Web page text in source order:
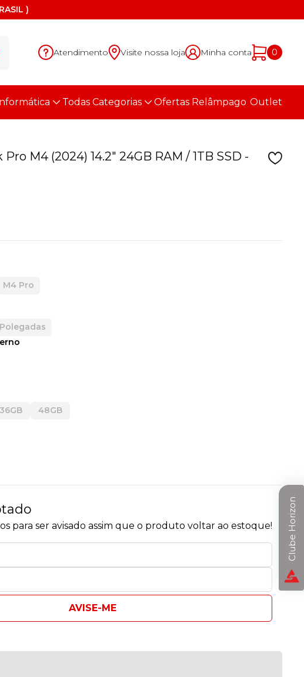
)
Atendimento Visite nossa loja Minha conta 0
Todas Categorias Ofertas Relâmpago Outlet
M4 (2024) 14.2" 24GB RAM / 1TB SSD -
M4 Pro
36GB
48GB
para ser avisado assim que o produto voltar ao estoque!
AVISE-ME
Clube Horizon